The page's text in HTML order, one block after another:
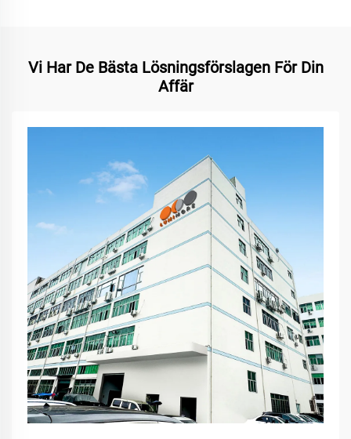
Vi Har De Bästa Lösningsförslagen För Din
Affär